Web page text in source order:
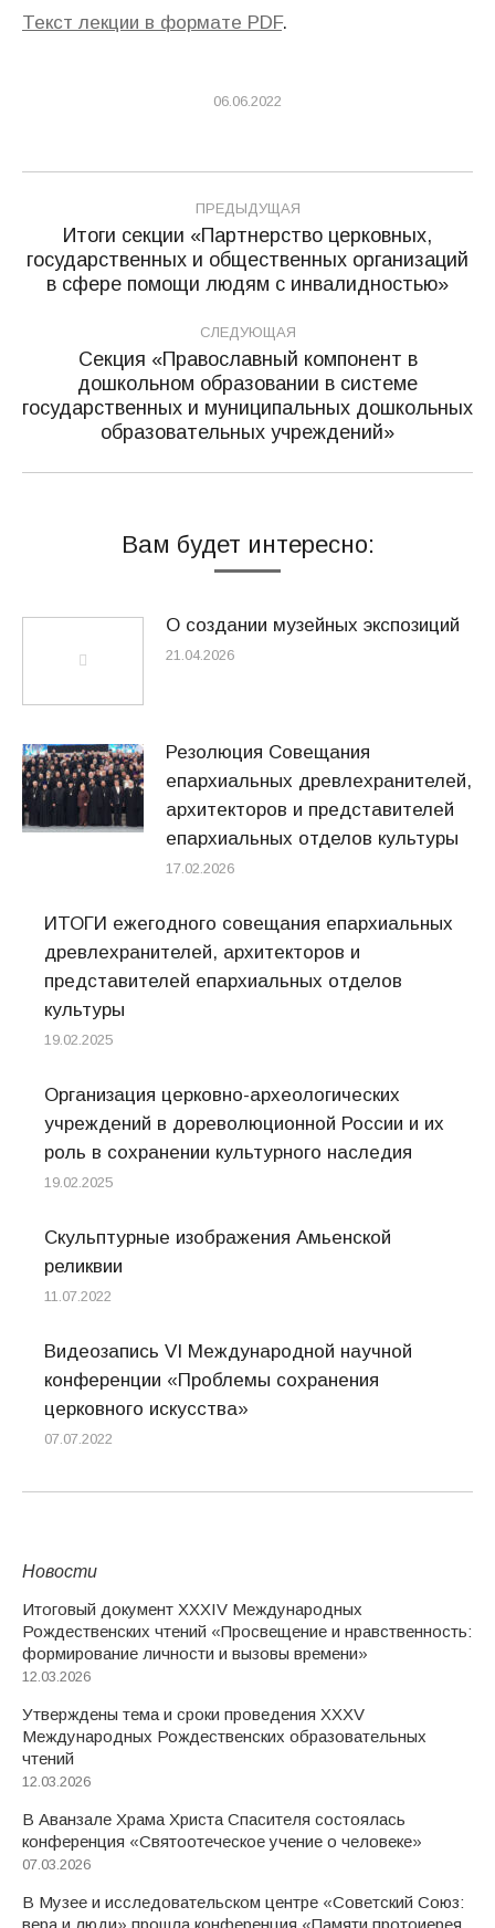
Текст лекции в формате PDF.
06.06.2022
Навигация
записям
ПРЕДЫДУЩАЯ
Предыдущая
запись:
Итоги секции «Партнерство церковных,
государственных и общественных организаций
в сфере помощи людям с инвалидностью»
СЛЕДУЮЩАЯ
запись:
Секция «Православный компонент в
дошкольном образовании в системе
государственных и муниципальных дошкольных
образовательных учреждений»
Вам будет интересно:
О создании музейных экспозиций
21.04.2026
Резолюция Совещания
епархиальных древлехранителей,
архитекторов и представителей
епархиальных отделов культуры
17.02.2026
ИТОГИ ежегодного совещания епархиальных
древлехранителей, архитекторов и
представителей епархиальных отделов
культуры
19.02.2025
Организация церковно-археологических
учреждений в дореволюционной России и их
роль в сохранении культурного наследия
19.02.2025
Скульптурные изображения Амьенской
реликвии
11.07.2022
Видеозапись VI Международной научной
конференции «Проблемы сохранения
церковного искусства»
07.07.2022
Новости
Итоговый документ XXХIV Международных
Рождественских чтений «Просвещение и нравственность:
формирование личности и вызовы времени»
12.03.2026
Утверждены тема и сроки проведения XXXV
Международных Рождественских образовательных
чтений
12.03.2026
В Аванзале Храма Христа Спасителя состоялась
конференция «Святоотеческое учение о человеке»
07.03.2026
В Музее и исследовательском центре «Советский Союз: